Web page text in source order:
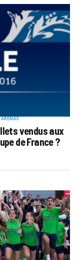
vendus aux
de France ?